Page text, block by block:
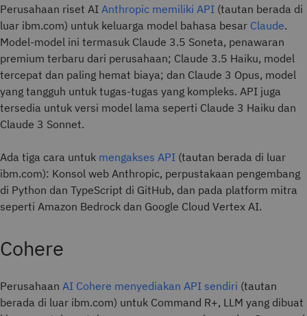
Perusahaan riset AI Anthropic memiliki API (tautan berada di
luar ibm.com) untuk keluarga model bahasa besar Claude.
Model-model ini termasuk Claude 3.5 Soneta, penawaran
premium terbaru dari perusahaan; Claude 3.5 Haiku, model
tercepat dan paling hemat biaya; dan Claude 3 Opus, model
yang tangguh untuk tugas-tugas yang kompleks. API juga
tersedia untuk versi model lama seperti Claude 3 Haiku dan
Claude 3 Sonnet.
Ada tiga cara untuk mengakses API (tautan berada di luar
ibm.com): Konsol web Anthropic, perpustakaan pengembang
di Python dan TypeScript di GitHub, dan pada platform mitra
seperti Amazon Bedrock dan Google Cloud Vertex AI.
Cohere
Perusahaan AI Cohere menyediakan API sendiri (tautan
berada di luar ibm.com) untuk Command R+, LLM yang dibuat